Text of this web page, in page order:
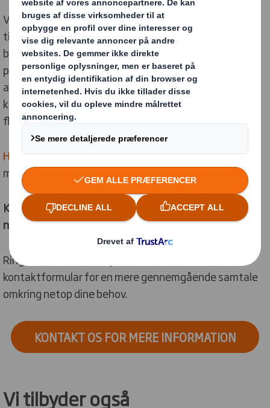
Vores mange designere og eksperter arbejder hele
tiden på nye løsninger og metoder, der skaber øget
blikfang samt gør det billigere og mere bæredygtigt at
producere og levere POS Display. Dette opnås blandt
andet ved at forstå hele kundens supply chain, så der
kan udvikles unikke løsninger, som skaber besparelser i
flere af kundens mange led i deres forsyningskæde.
Her
kan du for eksempel se, hvordan vi hjalp Carlsberg
med at løse ét af deres store problemstillinger.
Kontakt os i dag og undersøg hvordan vi kan hjælpe
netop dig
Ring til os
kontaktformular for en mere gennemgående samtale
omkring netop dine behov.
KONTAKT OS FOR MERE INFORMATION
Vi tilbyder også